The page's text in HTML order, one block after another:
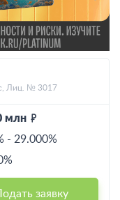
Лиц. № 3017
млн
- 29.000%
Подать заявку